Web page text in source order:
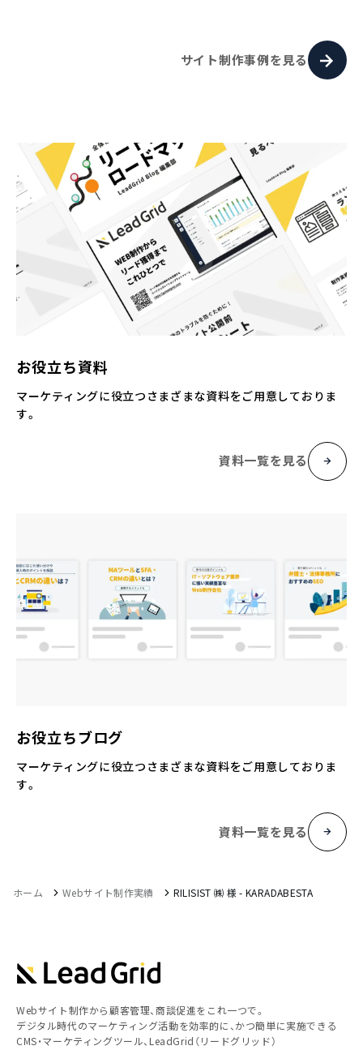
サイト制作事例を見る
お役立ち資料
マーケティングに役立つさまざまな資料をご用意しておりま
す。
資料一覧を見る
お役立ちブログ
マーケティングに役立つさまざまな資料をご用意しておりま
す。
資料一覧を見る
ホーム Webサイト制作実績 RILISIST ㈱ 様 - KARADABESTA
Webサイト制作から顧客管理、商談促進をこれ一つで。
デジタル時代のマーケティング活動を効率的に、かつ簡単に実施できる
CMS・マーケティングツール、LeadGrid（リードグリッド）